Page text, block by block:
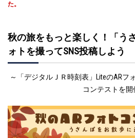
た。
秋の旅をもっと楽しく！「う
ォトを撮ってSNS投稿しよう
～「デジタルＪＲ時刻表」LiteのARフ
コンテストを開